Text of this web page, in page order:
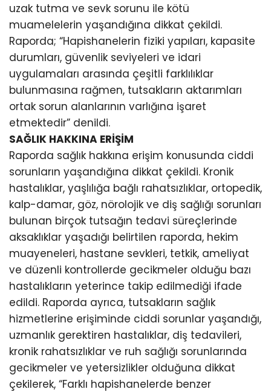
uzak tutma ve sevk sorunu ile kötü
muamelelerin yaşandığına dikkat çekildi.
Raporda; “Hapishanelerin fiziki yapıları, kapasite
durumları, güvenlik seviyeleri ve idari
uygulamaları arasında çeşitli farklılıklar
bulunmasına rağmen, tutsakların aktarımları
ortak sorun alanlarının varlığına işaret
etmektedir” denildi.
SAĞLIK HAKKINA ERİŞİM
Raporda sağlık hakkına erişim konusunda ciddi
sorunların yaşandığına dikkat çekildi. Kronik
hastalıklar, yaşlılığa bağlı rahatsızlıklar, ortopedik,
kalp-damar, göz, nörolojik ve diş sağlığı sorunları
bulunan birçok tutsağın tedavi süreçlerinde
aksaklıklar yaşadığı belirtilen raporda, hekim
muayeneleri, hastane sevkleri, tetkik, ameliyat
ve düzenli kontrollerde gecikmeler olduğu bazı
hastalıkların yeterince takip edilmediği ifade
edildi. Raporda ayrıca, tutsakların sağlık
hizmetlerine erişiminde ciddi sorunlar yaşandığı,
uzmanlık gerektiren hastalıklar, diş tedavileri,
kronik rahatsızlıklar ve ruh sağlığı sorunlarında
gecikmeler ve yetersizlikler olduğuna dikkat
çekilerek, “Farklı hapishanelerde benzer